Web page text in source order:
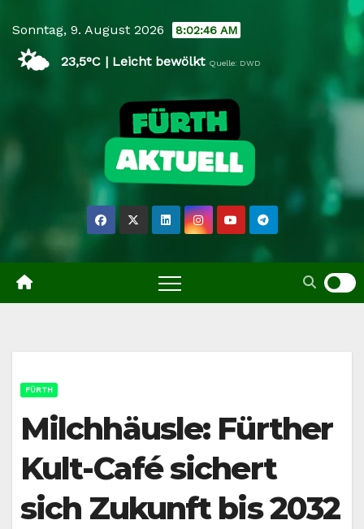
content
Sonntag, 9. August 2026 8:02:47 AM
🌤️ 23,5°C | Leicht bewölkt Quelle: DWD
FÜRTH
Milchhäusle: Fürther
Kult-Café sichert
sich Zukunft bis 2032